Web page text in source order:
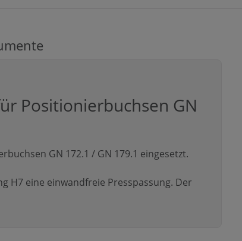
Positionierbuchsen GN
GN 172.1 / GN 179.1 eingesetzt.
H7 eine einwandfreie Presspassung. Der